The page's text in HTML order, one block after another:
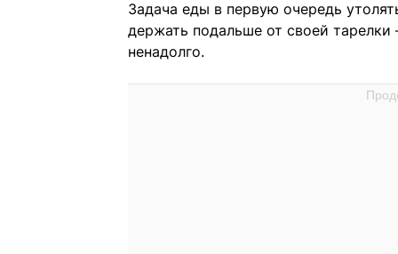
Задача еды в первую очередь
держать подальше от своей
ненадолго.